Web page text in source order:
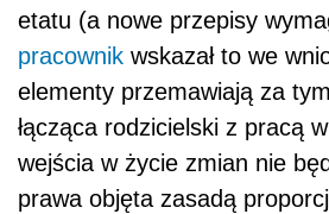
etatu (a nowe przepisy
pracownik wskazał to we
elementy przemawiają za
łącząca rodzicielski z pracą
wejścia w życie zmian nie
prawa objęta zasadą